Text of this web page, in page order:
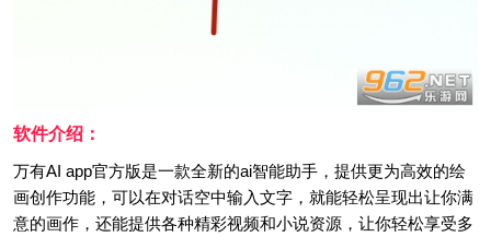
软件介绍：
万有AI app官方版是一款全新的ai智能助手，提供更为高效的绘
画创作功能，可以在对话空中输入文字，就能轻松呈现出让你满
意的画作，还能提供各种精彩视频和小说资源，让你轻松享受多